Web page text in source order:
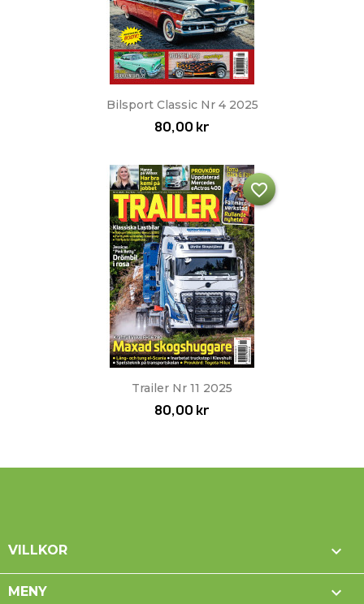
Bilsport Classic Nr 4 2025
80,00 kr
Trailer Nr 11 2025
80,00 kr
favorite_border
VILLKOR 
MENY 